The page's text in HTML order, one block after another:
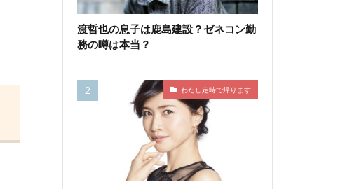
渡哲也の息子は鹿島建設？ゼネコン勤
務の噂は本当？
わたし定時で帰ります